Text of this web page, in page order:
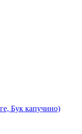
Бук капучино)